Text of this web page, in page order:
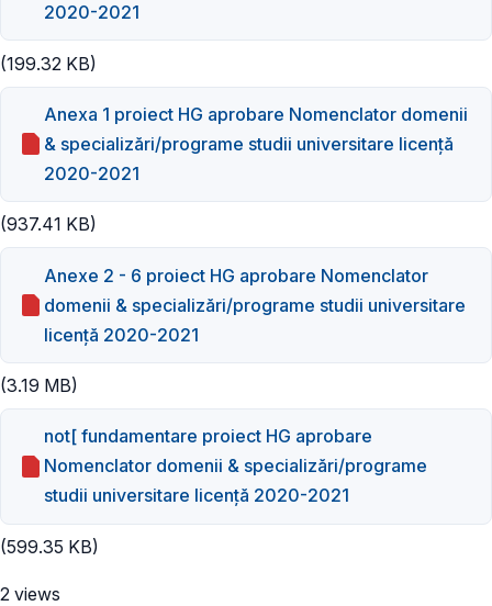
2020-2021
(199.32 KB)
Anexa 1 proiect HG aprobare Nomenclator domenii
& specializări/programe studii universitare licență
2020-2021
(937.41 KB)
Anexe 2 - 6 proiect HG aprobare Nomenclator
domenii & specializări/programe studii universitare
licență 2020-2021
(3.19 MB)
not[ fundamentare proiect HG aprobare
Nomenclator domenii & specializări/programe
studii universitare licență 2020-2021
(599.35 KB)
2 views